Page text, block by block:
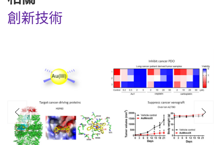
創新技術